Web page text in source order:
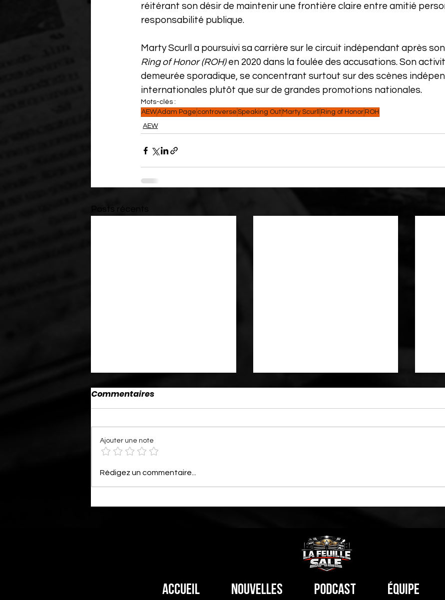
réitérant son désir de maintenir une frontière claire entre amitié
responsabilité publique.
Marty Scurll a poursuivi sa carrière sur le circuit indépendant après
Ring of Honor (ROH) en 2020 dans la foulée des accusations. Son
demeurée sporadique, se concentrant surtout sur des scènes
internationales plutôt que sur de grandes promotions nationales.
Mots-clés :
AEWAdam Page controverse Speaking Out Marty Scurll Ring of Honor ROH
AEW
[VIDEO] Jericho ramène
(enfin) «the list»
l’AEW ne méritent pas
Commentaires
Ajouter une note
Rédigez un commentaire...
Accueil Nouvelles Podcast Équipe